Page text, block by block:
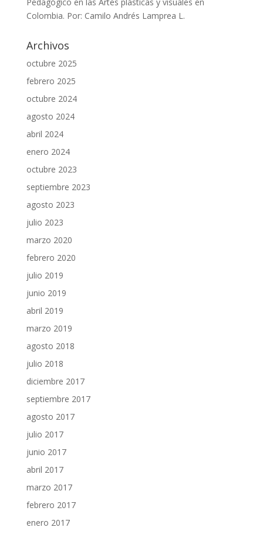
Colombia. Por: Camilo Andrés Lamprea L.
Archivos
octubre 2025
febrero 2025
octubre 2024
agosto 2024
abril 2024
enero 2024
octubre 2023
septiembre 2023
agosto 2023
julio 2023
marzo 2020
febrero 2020
julio 2019
junio 2019
abril 2019
marzo 2019
agosto 2018
julio 2018
diciembre 2017
septiembre 2017
agosto 2017
julio 2017
junio 2017
abril 2017
marzo 2017
febrero 2017
enero 2017